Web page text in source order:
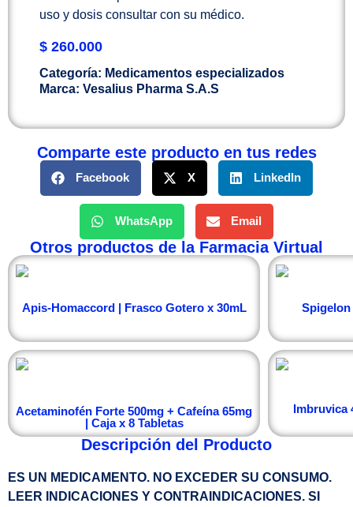
uso y dosis consultar con su médico.
$ 260.000
Categoría: Medicamentos especializados
Marca: Vesalius Pharma S.A.S
Comparte este producto en tus redes
Facebook X LinkedIn
WhatsApp Email
Otros productos de la Farmacia Virtual
Apis-Homaccord | Frasco Gotero x 30mL Spigelon
Acetaminofén Forte 500mg + Cafeína 65mg
| Caja x 8 Tabletas
Imbruvica
Descripción del Producto
ES UN MEDICAMENTO. NO EXCEDER SU CONSUMO.
LEER INDICACIONES Y CONTRAINDICACIONES. SI